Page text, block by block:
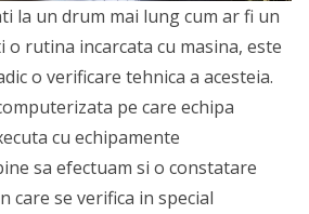
la un drum mai lung cum ar fi un
o rutina incarcata cu masina, este
o verificare tehnica a acesteia.
pe care echipa
cu echipamente
sa efectuam si o constatare
care se verifica in special